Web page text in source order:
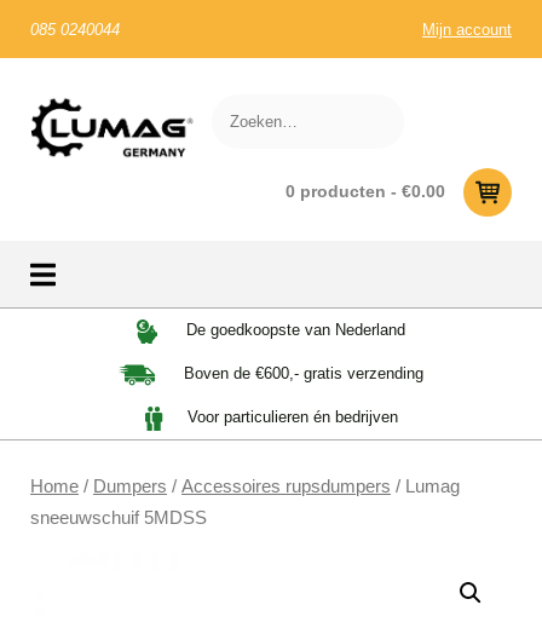
085 0240044 Mijn account
0 producten - €0.00
De goedkoopste van Nederland
Boven de €600,- gratis verzending
Voor particulieren én bedrijven
Home / Dumpers / Accessoires rupsdumpers / Lumag
sneeuwschuif 5MDSS